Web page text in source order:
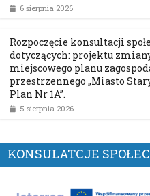
6 sierpnia 2026
Rozpoczęcie konsultacji
dotyczących: projektu
miejscowego planu
przestrzennego „Miasto
Plan Nr 1A”.
5 sierpnia 2026
KONSULATCJE